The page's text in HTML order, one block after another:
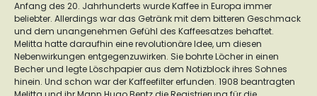
Anfang des 20. Jahrhunderts wurde Kaffee in Europa immer
beliebter. Allerdings war das Getränk mit dem bitteren Geschmack
und dem unangenehmen Gefühl des Kaffeesatzes behaftet.
Melitta hatte daraufhin eine revolutionäre Idee, um diesen
Nebenwirkungen entgegenzuwirken. Sie bohrte Löcher in einen
Becher und legte Löschpapier aus dem Notizblock ihres Sohnes
hinein. Und schon war der Kaffeefilter erfunden. 1908 beantragten